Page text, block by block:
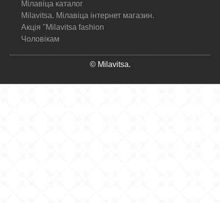
Мілавіца каталог
Milavitsa. Мілавіца інтернет магазин.
Акція "Milavitsa fashion
Чоловікам
© Milavitsa.